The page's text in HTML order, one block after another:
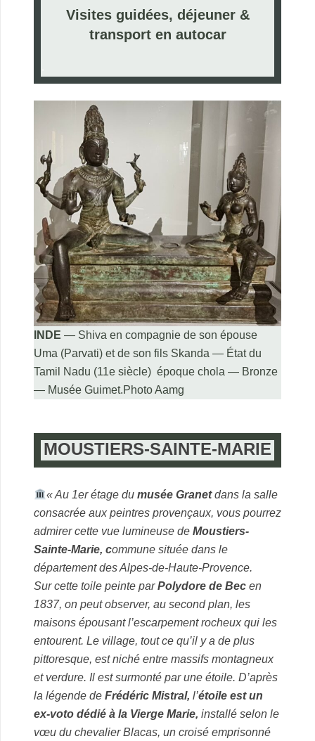
Visites guidées, déjeuner &
transport en autocar
INDE — Shiva en compagnie de son épouse
Uma (Parvati) et de son fils Skanda — État du
Tamil Nadu (11e siècle) époque chola — Bronze
— Musée Guimet.Photo Aamg
MOUSTIERS-SAINTE-MARIE
« Au 1er étage dumusée Granetdans la salle
consacrée aux peintres provençaux, vous pourrez
admirer cette vue lumineuse de Moustiers-
Sainte-Marie, commune située dans le
département des Alpes-de-Haute-Provence.
Sur cette toile peinte parPolydore de Bec en
1837, on peut observer, au second plan, les
maisons épousant l’escarpement rocheux qui les
entourent. Le village, tout ce qu’il y a de plus
pittoresque, est niché entre massifs montagneux
et verdure. Il est surmonté par une étoile. D’après
la légende de Frédéric Mistral, l’étoile est un
ex-voto dédié à la Vierge Marie, installé selon le
vœu du chevalier Blacas, un croisé emprisonné